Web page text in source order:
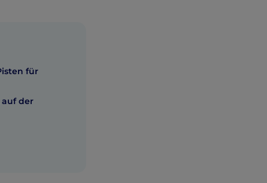
für
auf der